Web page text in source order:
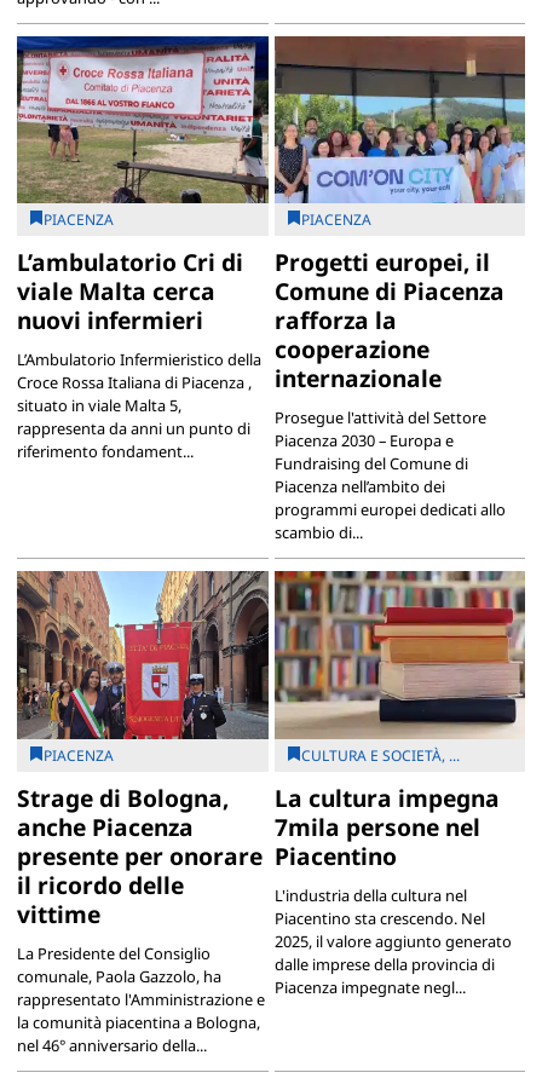
PIACENZA
L’ambulatorio Cri di
viale Malta cerca
nuovi infermieri
L’Ambulatorio Infermieristico della
Croce Rossa Italiana di Piacenza ,
situato in viale Malta 5,
rappresenta da anni un punto di
riferimento fondament...
PIACENZA
Progetti europei, il
Comune di Piacenza
rafforza la
cooperazione
internazionale
Prosegue l'attività del Settore
Piacenza 2030 – Europa e
Fundraising del Comune di
Piacenza nell’ambito dei
programmi europei dedicati allo
scambio di...
PIACENZA
Strage di Bologna,
anche Piacenza
presente per onorare
il ricordo delle
vittime
La Presidente del Consiglio
comunale, Paola Gazzolo, ha
rappresentato l'Amministrazione e
la comunità piacentina a Bologna,
nel 46° anniversario della...
CULTURA E SOCIETÀ, ...
La cultura impegna
7mila persone nel
Piacentino
L'industria della cultura nel
Piacentino sta crescendo. Nel
2025, il valore aggiunto generato
dalle imprese della provincia di
Piacenza impegnate negl...